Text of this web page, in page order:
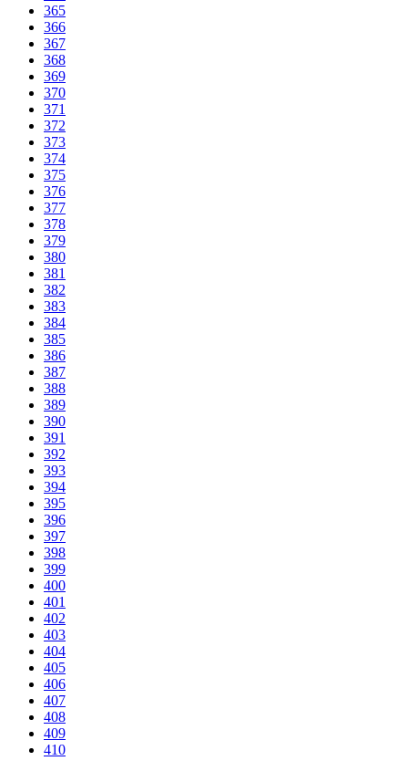
365
366
367
368
369
370
371
372
373
374
375
376
377
378
379
380
381
382
383
384
385
386
387
388
389
390
391
392
393
394
395
396
397
398
399
400
401
402
403
404
405
406
407
408
409
410